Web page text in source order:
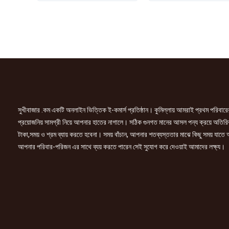
(natural
quantity
সুখীবাজার .কম একটি অনলাইন ভিত্তিক ই-কমার্স প্রতিষ্ঠান। কুমিল্লায় আমরাই প্রথম
প্রয়োজনিয় সামগ্রী নিয়ে আপনার হাতের নাগালে। সঠিক গুনগত মানের আসল পন্য ক্রয়ে
টাকা,সময় ও শ্রম ব্যায় করতে হবেনা। সময় বাঁচান, আপনার শতব্যস্ততার মাঝে কিছু সময় যাতে
আপনার পরিবার-পরিজন এর সাথে ব্যয় করতে পারেন সেই সুযোগ করে দেওয়াই আমাদের লক্ষ্য।